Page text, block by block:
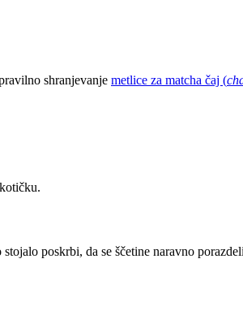
shranjevanje metlice za matcha čaj (
poskrbi, da se ščetine naravno